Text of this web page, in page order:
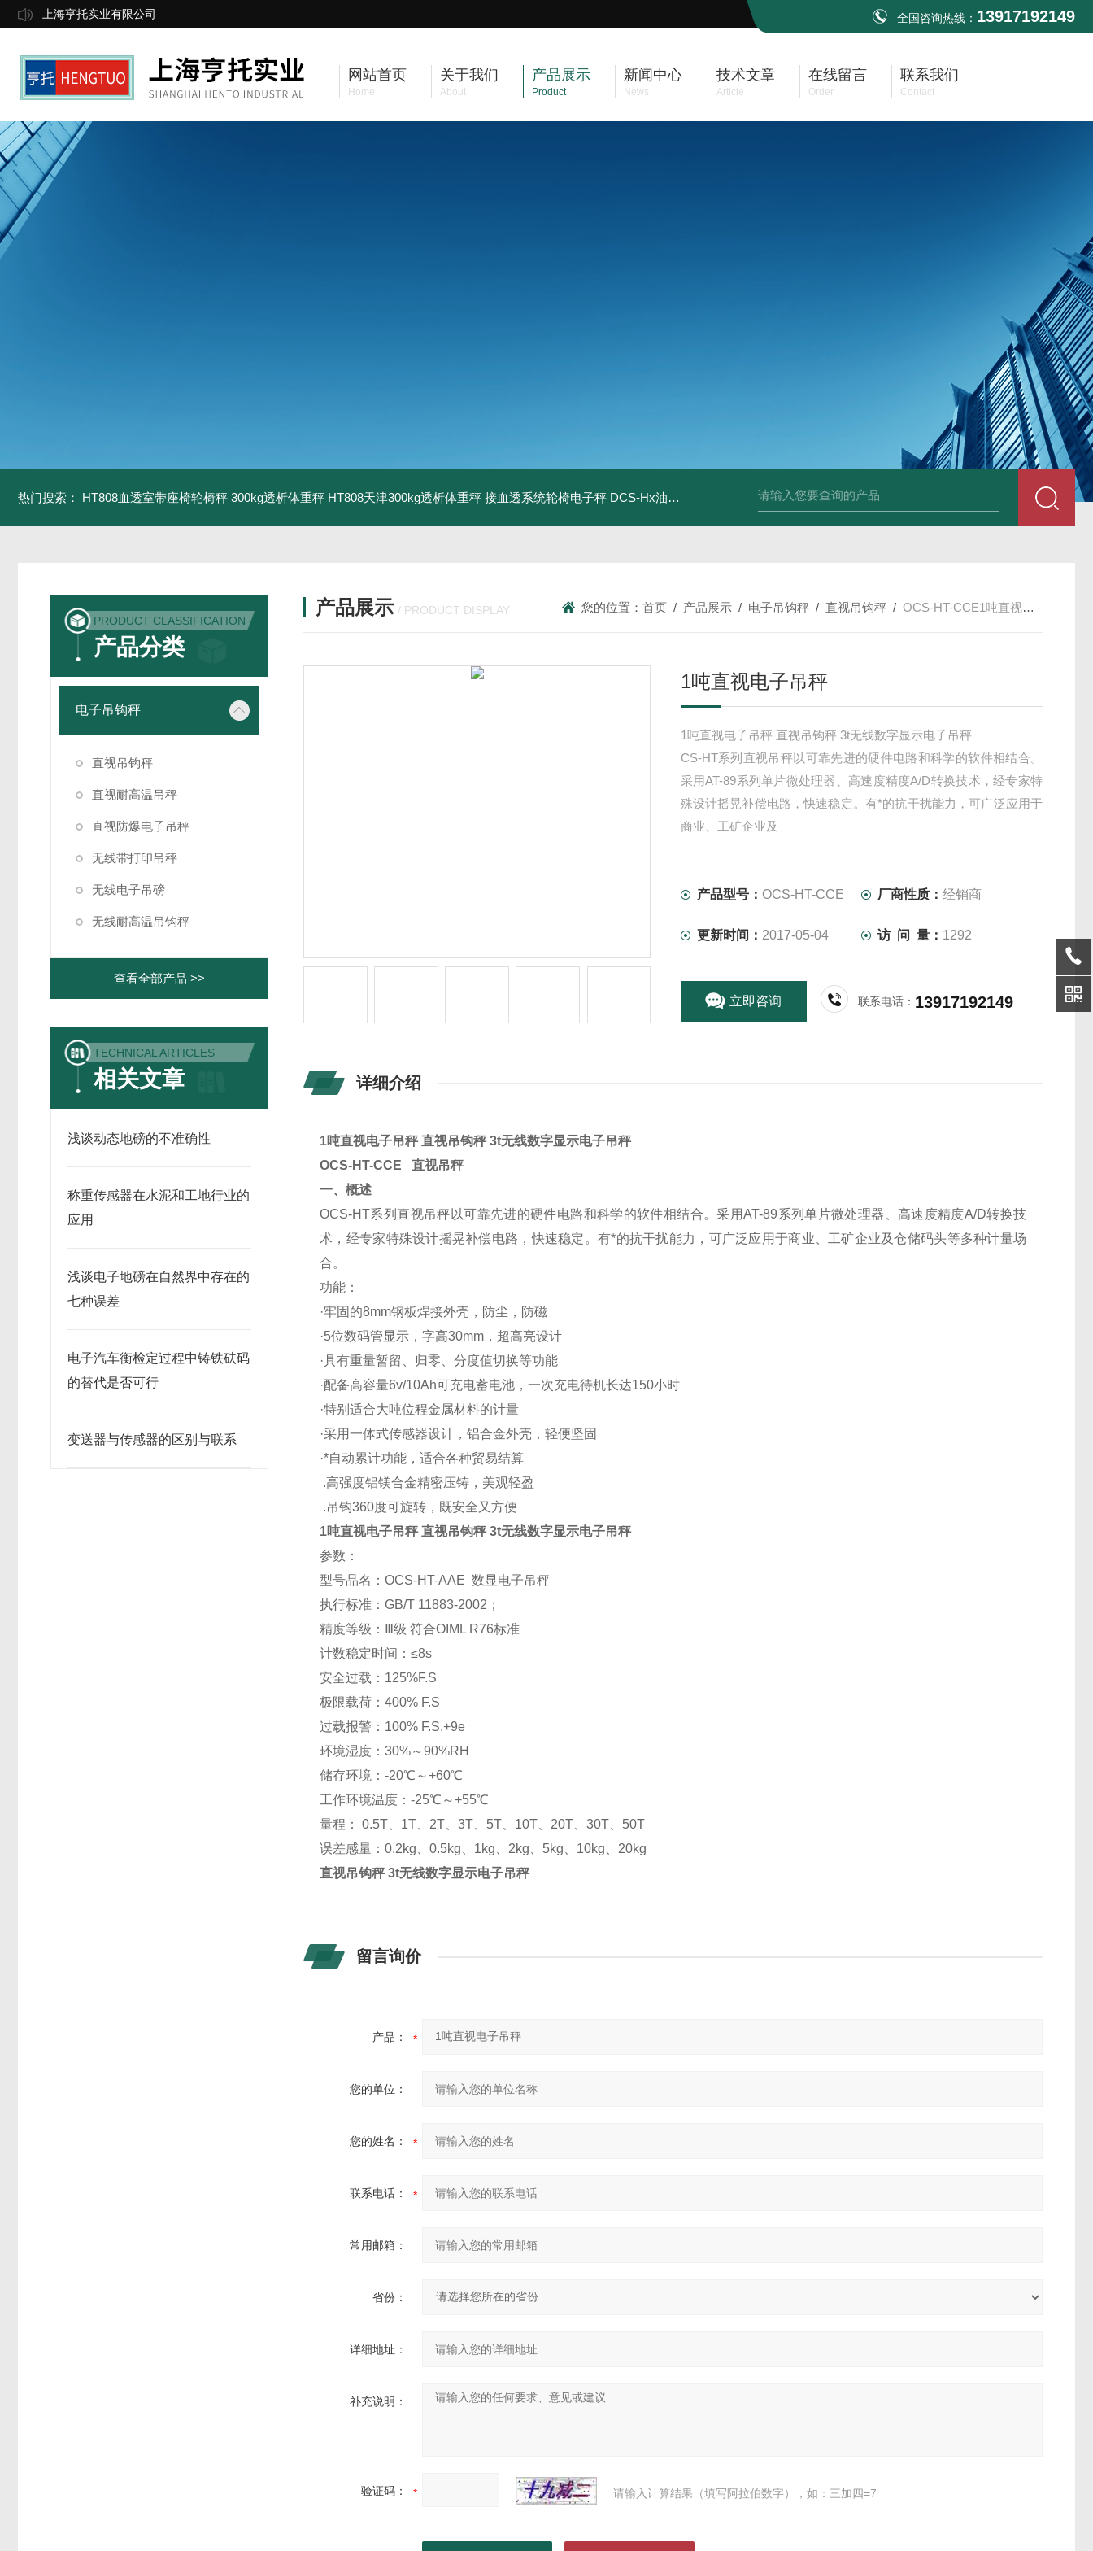
上海亨托实业有限公司 全国咨询热线： 13917192149
网站首页
Home
关于我们
About
产品展示
Product
新闻中心
News
技术文章
Article
在线留言
Order
联系我们
Contact
热门搜索： HT808血透室带座椅轮椅秤 300kg透析体重秤 HT808天津300kg透析体重秤 接血透系统轮椅电子秤 DCS-Hx油桶搬运车电子秤 上海350kg防爆倒桶称 HT808300kg带座椅轮椅秤 血透室轮椅
PRODUCT CLASSIFICATION
产品分类
电子吊钩秤
直视吊钩秤
直视耐高温吊秤
直视防爆电子吊秤
无线带打印吊秤
无线电子吊磅
无线耐高温吊钩秤
查看全部产品 >>
TECHNICAL ARTICLES
相关文章
浅谈动态地磅的不准确性
称重传感器在水泥和工地行业的
应用
浅谈电子地磅在自然界中存在的
七种误差
电子汽车衡检定过程中铸铁砝码
的替代是否可行
变送器与传感器的区别与联系
产品展示 / PRODUCT DISPLAY 您的位置：首页 / 产品展示 / 电子吊钩秤 /直视吊钩秤 /OCS-HT-CCE1吨直视电子吊秤
1吨直视电子吊秤
1吨直视电子吊秤 直视吊钩秤 3t无线数字显示电子吊秤
CS-HT系列直视吊秤以可靠先进的硬件电路和科学的软件相结合。
采用AT-89系列单片微处理器、高速度精度A/D转换技术，经专家特
殊设计摇晃补偿电路，快速稳定。有*的抗干扰能力，可广泛应用于
商业、工矿企业及
产品型号： OCS-HT-CCE 厂商性质：经销商
更新时间： 2017-05-04 访 问 量： 1292
立即咨询 联系电话： 13917192149
详细介绍
1吨直视电子吊秤 直视吊钩秤 3t无线数字显示电子吊秤
OCS-HT-CCE 直视吊秤
一、概述
OCS-HT系列直视吊秤以可靠先进的硬件电路和科学的软件相结合。采用AT-89系列单片微处理器、高速度精度A/D转换技
术，经专家特殊设计摇晃补偿电路，快速稳定。有*的抗干扰能力，可广泛应用于商业、工矿企业及仓储码头等多种计量场
合。
功能：
·牢固的8mm钢板焊接外壳，防尘，防磁
·5位数码管显示，字高30mm，超高亮设计
·具有重量暂留、归零、分度值切换等功能
·配备高容量6v/10Ah可充电蓄电池，一次充电待机长达150小时
·特别适合大吨位程金属材料的计量
·采用一体式传感器设计，铝合金外壳，轻便坚固
·*自动累计功能，适合各种贸易结算
.高强度铝镁合金精密压铸，美观轻盈
.吊钩360度可旋转，既安全又方便
1吨直视电子吊秤 直视吊钩秤 3t无线数字显示电子吊秤
参数：
型号品名：OCS-HT-AAE 数显电子吊秤
执行标准：GB/T 11883-2002；
精度等级：Ⅲ级 符合OIML R76标准
计数稳定时间：≤8s
安全过载：125%F.S
极限载荷：400% F.S
过载报警：100% F.S.+9e
环境湿度：30%～90%RH
储存环境：-20℃～+60℃
工作环境温度：-25℃～+55℃
量程：
0.5T 、1T、2T、3T、5T、10T、20T、30T、50T
误差感量：0.2kg 、0.5kg、1kg、2kg、5kg、10kg、20kg
直视吊钩秤 3t无线数字显示电子吊秤
留言询价
产品：
您的单位：
您的姓名：
联系电话：
常用邮箱：
省份：
详细地址：
补充说明：
验证码： 请输入计算结果（填写阿拉伯数字），如：三加四=7